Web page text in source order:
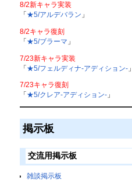
8/2新キャラ実装
「 ★5/アルデバラン 」
8/2キャラ復刻
「★5/ブラーマ 」
7/23新キャラ実装
「★5/フェルディナ-アディション-」
7/23キャラ復刻
「 ★5/クレア-アディション-」
掲示板
交流用掲示板
雑談掲示板